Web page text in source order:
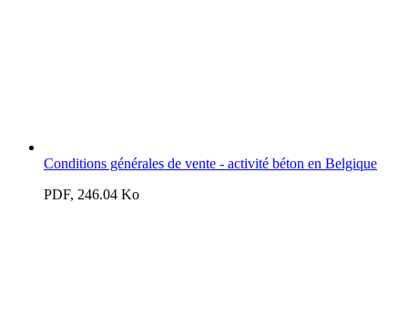
Conditions générales de vente - activité béton en Belgique
PDF, 246.04 Ko